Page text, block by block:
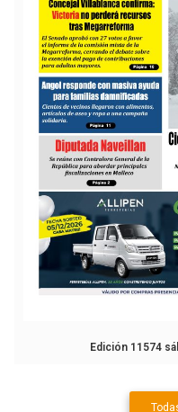
Edición 11574